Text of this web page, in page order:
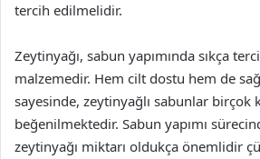
tercih edilmelidir.
Zeytinyağı, sabun yapımında sıkça
malzemedir. Hem cilt dostu hem de
sayesinde, zeytinyağlı sabunlar birçok
beğenilmektedir. Sabun yapımı
zeytinyağı miktarı oldukça önemlidir